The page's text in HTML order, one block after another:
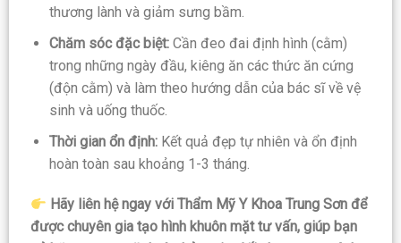
thương lành và giảm sưng bầm.
Chăm sóc đặc biệt:Cần đeo đai định hình (cằm)
trong những ngày đầu, kiêng ăn các thức ăn cứng
(độn cằm) và làm theo hướng dẫn của bác sĩ về vệ
sinh và uống thuốc.
Thời gian ổn định:Kết quả đẹp tự nhiên và ổn định
hoàn toàn sau khoảng 1-3 tháng.
Hãy liên hệ ngay vớiThẩm Mỹ Y Khoa Trung Sơn để
được chuyên gia tạo hình khuôn mặt tư vấn, giúp bạn